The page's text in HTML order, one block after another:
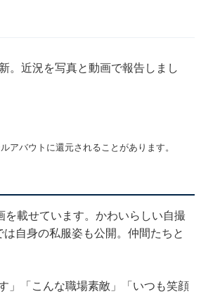
。近況を写真と動画で報告しまし
バウトに還元されることがあります。
載せています。かわいらしい自撮
自身の私服姿も公開。仲間たちと
」「こんな職場素敵」「いつも笑顔